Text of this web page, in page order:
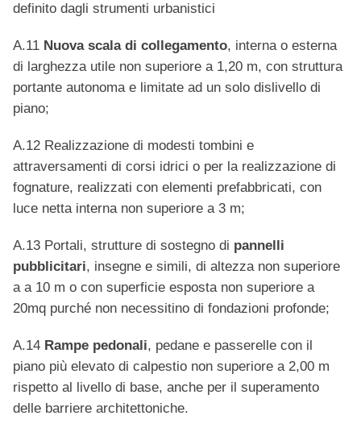
definito dagli strumenti urbanistici
A.11 Nuova scala di collegamento, interna o esterna
di larghezza utile non superiore a 1,20 m, con struttura
portante autonoma e limitate ad un solo dislivello di
piano;
A.12 Realizzazione di modesti tombini e
attraversamenti di corsi idrici o per la realizzazione di
fognature, realizzati con elementi prefabbricati, con
luce netta interna non superiore a 3 m;
A.13 Portali, strutture di sostegno di pannelli
pubblicitari, insegne e simili, di altezza non superiore
a a 10 m o con superficie esposta non superiore a
20mq purché non necessitino di fondazioni profonde;
A.14 Rampe pedonali, pedane e passerelle con il
piano più elevato di calpestio non superiore a 2,00 m
rispetto al livello di base, anche per il superamento
delle barriere architettoniche.